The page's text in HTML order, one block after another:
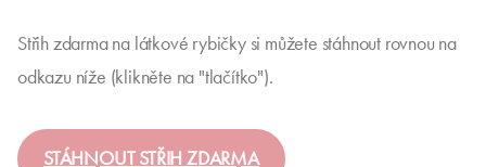
Střih zdarma na látkové rybičky si můžete stáhnout rovnou na
odkazu níže (klikněte na "tlačítko").
STÁHNOUT STŘIH ZDARMA